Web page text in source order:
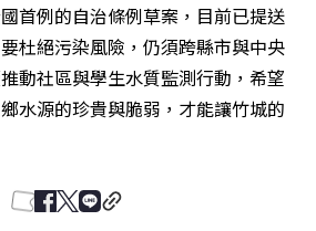
首例的自治條例草案，目前已提送
杜絕污染風險，仍須跨縣市與中央
動社區與學生水質監測行動，希望
水源的珍貴與脆弱，才能讓竹城的